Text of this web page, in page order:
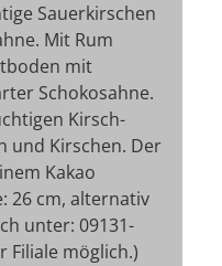
Sauerkirschen
Mit Rum
mit
Schokosahne.
Kirsch-
und Kirschen. Der
Kakao
26 cm, alternativ
unter: 09131-
Filiale möglich.)